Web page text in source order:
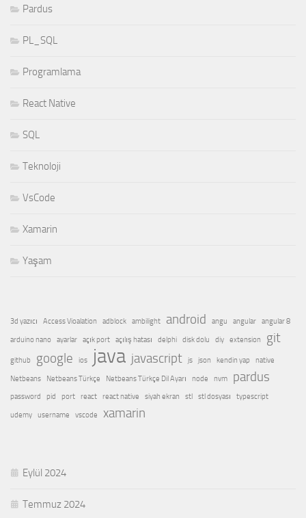
Pardus
PL_SQL
Programlama
React Native
SQL
Teknoloji
VsCode
Xamarin
Yaşam
3d yazıcı Access Vioalation adblock ambilight android angu angular angular 8
arduino nano ayarlar açık port açılış hatası delphi disk dolu diy extension git
github google ios java javascript js json kendin yap native
Netbeans Netbeans Türkçe Netbeans Türkçe Dil Ayarı node nvm pardus
password pid port react react native siyah ekran stl stl dosyası typescript
udemy username vscode xamarin
Eylül 2024
Temmuz 2024